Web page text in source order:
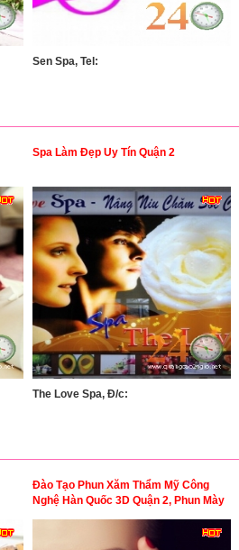
Sen Spa, Tel:
Spa Làm Đẹp Uy Tín Quận 2
The Love Spa, Đ/c:
Đào Tạo Phun Xăm Thẩm Mỹ Công
Nghệ Hàn Quốc 3D Quận 2, Phun Mày